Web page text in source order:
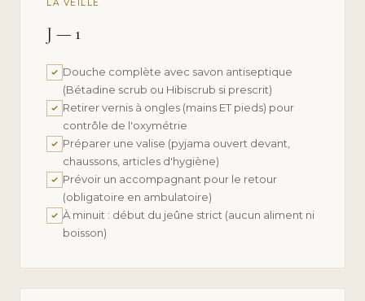
LA VEILLE
J — 1
Douche complète avec savon antiseptique
(Bétadine scrub ou Hibiscrub si prescrit)
Retirer vernis à ongles (mains ET pieds) pour
contrôle de l'oxymétrie
Préparer une valise (pyjama ouvert devant,
chaussons, articles d'hygiène)
Prévoir un accompagnant pour le retour
(obligatoire en ambulatoire)
À minuit : début du jeûne strict (aucun aliment ni
boisson)